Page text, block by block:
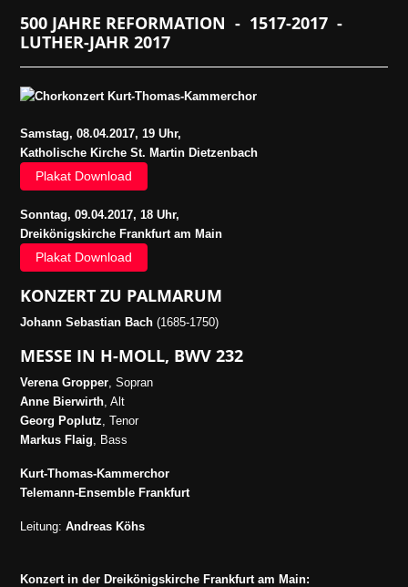
500 JAHRE REFORMATION - 1517-2017 -
LUTHER-JAHR 2017
Samstag, 08.04.2017, 19 Uhr,
Katholische Kirche St. Martin Dietzenbach
Plakat Download
Sonntag, 09.04.2017, 18 Uhr,
Dreikönigskirche Frankfurt am Main
Plakat Download
KONZERT ZU PALMARUM
Johann Sebastian Bach (1685-1750)
MESSE IN H-MOLL, BWV 232
Verena Gropper , Sopran
Anne Bierwirth , Alt
Georg Poplutz , Tenor
Markus Flaig , Bass
Kurt-Thomas-Kammerchor
Telemann-Ensemble Frankfurt
Leitung: Andreas Köhs
Konzert in der Dreikönigskirche Frankfurt am Main: